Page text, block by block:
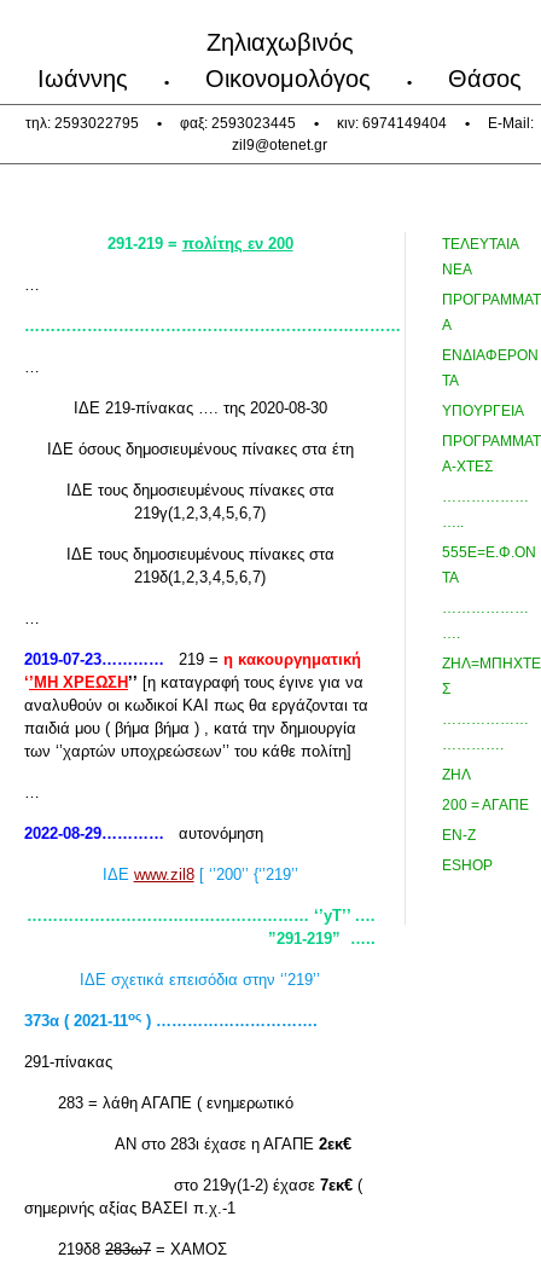
Ζηλιαχωβινός
Ιωάννης
• Οικονομολόγος • Θάσος
τηλ: 2593022795 • φαξ: 2593023445 • κιν: 6974149404 •
E-Mail:
zil9@otenet.gr
291-219 = πολίτης εν 200
…
………………………………………………………………
…
ΙΔΕ 219-πίνακας …. της 2020-08-30
ΙΔΕ όσους δημοσιευμένους πίνακες στα έτη
ΙΔΕ τους δημοσιευμένους πίνακες στα
219γ(1,2,3,4,5,6,7)
ΙΔΕ τους δημοσιευμένους πίνακες στα
219δ(1,2,3,4,5,6,7)
…
2019-07-23………… 219 = η κακουργηματική
‘’ΜΗ ΧΡΕΩΣΗ’’ [η καταγραφή τους έγινε για να
αναλυθούν οι κωδικοί ΚΑΙ πως θα εργάζονται τα
παιδιά μου ( βήμα βήμα ) , κατά την δημιουργία
των ‘’χαρτών υποχρεώσεων’’ του κάθε πολίτη]
…
2022-08-29………… αυτονόμηση
ΙΔΕ www.zil8[ ‘’200’’ {‘’219’’
……………………………………………… ‘’yT’’ .…
”291-219”
…..
ΙΔΕ σχετικά επεισόδια στην ‘’219’’
373α ( 2021-11ος ) ………………………….
291-πίνακας
283 = λάθη ΑΓΑΠΕ ( ενημερωτικό
ΑΝ στο 283ι έχασε η ΑΓΑΠΕ 2εκ€
στο 219γ(1-2) έχασε 7εκ€ (
σημερινής αξίας ΒΑΣΕΙ π.χ.-1
219δ8 283ω7 = ΧΑΜΟΣ
ΤΕΛΕΥΤΑΙΑ
ΝΕΑ
ΠΡΟΓΡΑΜΜΑΤ
Α
ΕΝΔΙΑΦΕΡΟΝ
ΤΑ
ΥΠΟΥΡΓΕΙΑ
ΠΡΟΓΡΑΜΜΑΤ
Α-ΧΤΕΣ
………………
…..
555Ε=Ε.Φ.ΟΝ
ΤΑ
………………
….
ΖΗΛ=ΜΠΗΧΤΕ
Σ
………………
………….
ΖΗΛ
200 = ΑΓΑΠΕ
ΕΝ-Ζ
ESHOP